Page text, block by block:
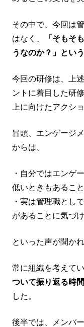
その中で、今回は
はなく、
「そもそ
うなのか？」とい
今回の研修は、上
ントに着目した研
上に向けたアクシ
冒頭、エンゲージ
からは、
・自分ではエンゲ
低いときもあるこ
・実は管理職とし
があることに気づ
といった声が聞かれ
常に組織を考えて
ついて振り返る時
した。
後半では、メンバ